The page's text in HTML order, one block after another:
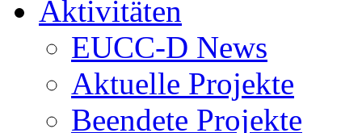
Aktivitäten
EUCC-D News
Aktuelle Projekte
Beendete Projekte